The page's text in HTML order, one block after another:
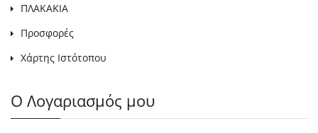
ΠΛΑΚΑΚΙΑ
Προσφορές
Χάρτης Ιστότοπου
Ο Λογαριασμός μου